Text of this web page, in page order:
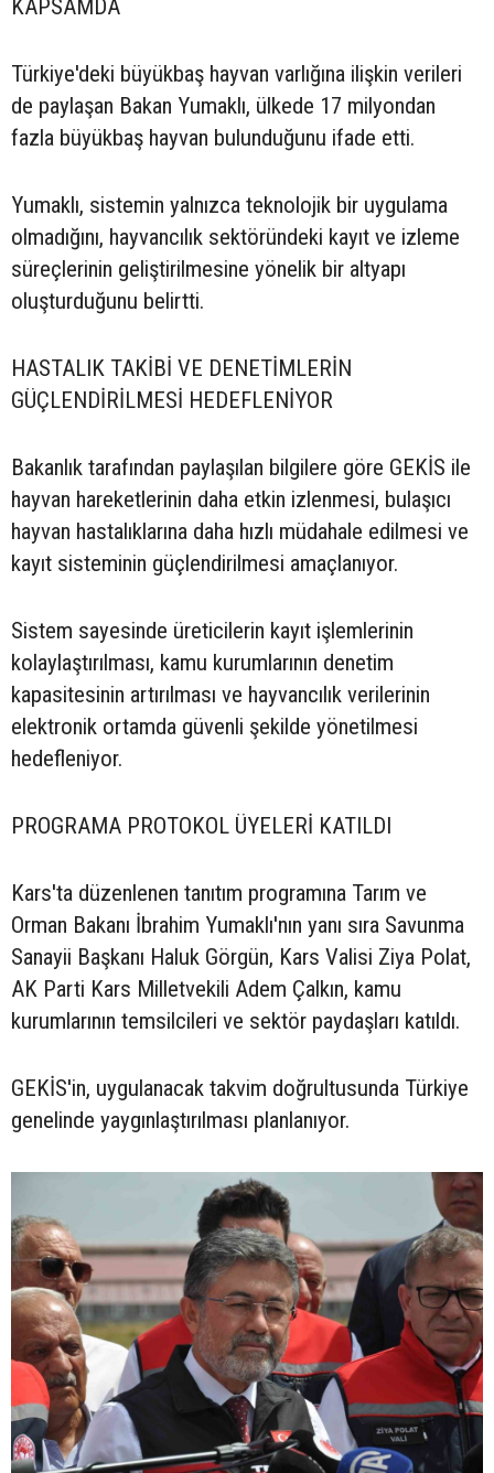
KAPSAMDA
Türkiye'deki büyükbaş hayvan varlığına ilişkin verileri
de paylaşan Bakan Yumaklı, ülkede 17 milyondan
fazla büyükbaş hayvan bulunduğunu ifade etti.
Yumaklı, sistemin yalnızca teknolojik bir uygulama
olmadığını, hayvancılık sektöründeki kayıt ve izleme
süreçlerinin geliştirilmesine yönelik bir altyapı
oluşturduğunu belirtti.
HASTALIK TAKİBİ VE DENETİMLERİN
GÜÇLENDİRİLMESİ HEDEFLENİYOR
Bakanlık tarafından paylaşılan bilgilere göre GEKİS ile
hayvan hareketlerinin daha etkin izlenmesi, bulaşıcı
hayvan hastalıklarına daha hızlı müdahale edilmesi ve
kayıt sisteminin güçlendirilmesi amaçlanıyor.
Sistem sayesinde üreticilerin kayıt işlemlerinin
kolaylaştırılması, kamu kurumlarının denetim
kapasitesinin artırılması ve hayvancılık verilerinin
elektronik ortamda güvenli şekilde yönetilmesi
hedefleniyor.
PROGRAMA PROTOKOL ÜYELERİ KATILDI
Kars'ta düzenlenen tanıtım programına Tarım ve
Orman Bakanı İbrahim Yumaklı'nın yanı sıra Savunma
Sanayii Başkanı Haluk Görgün, Kars Valisi Ziya Polat,
AK Parti Kars Milletvekili Adem Çalkın, kamu
kurumlarının temsilcileri ve sektör paydaşları katıldı.
GEKİS'in, uygulanacak takvim doğrultusunda Türkiye
genelinde yaygınlaştırılması planlanıyor.